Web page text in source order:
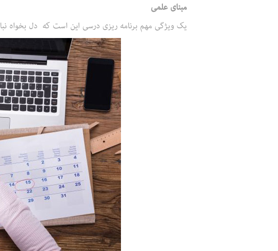
مبنای علمی
یک ویژگی مهم برنامه ریزی درسی این است که دل بخواه